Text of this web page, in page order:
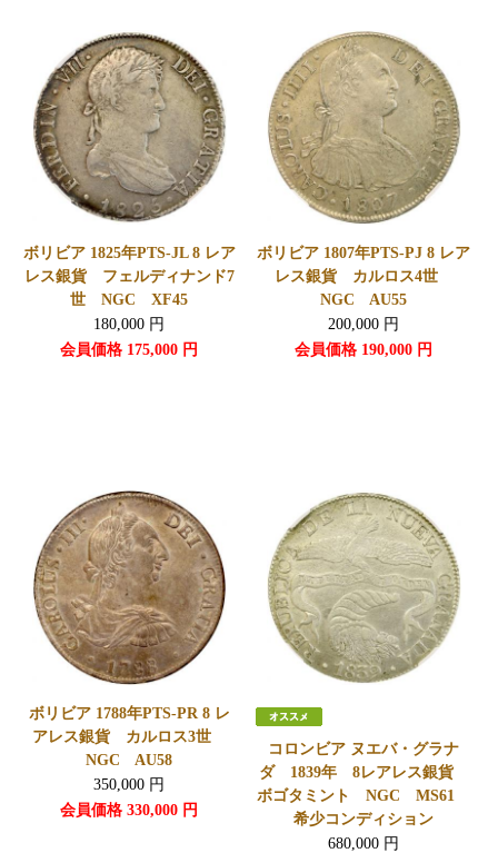
ボリビア 1825年PTS-JL 8 レア
レス銀貨 フェルディナンド7
世 NGC XF45
180,000 円
会員価格 175,000 円
ボリビア 1807年PTS-PJ 8 レア
レス銀貨 カルロス4世
NGC AU55
200,000 円
会員価格 190,000 円
ボリビア 1788年PTS-PR 8 レ
アレス銀貨 カルロス3世
NGC AU58
350,000 円
会員価格 330,000 円
コロンビア ヌエバ・グラナ
ダ 1839年 8レアレス銀貨
ボゴタミント NGC MS61
希少コンディション
680,000 円